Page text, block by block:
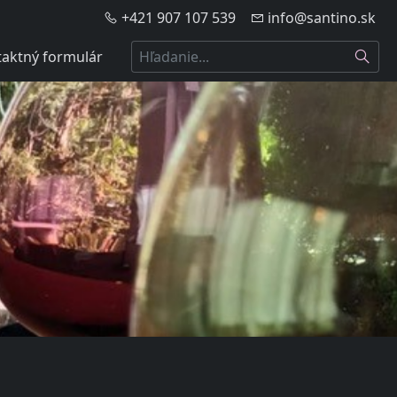
+421 907 107 539
info@santino.sk
formulár Hľadať